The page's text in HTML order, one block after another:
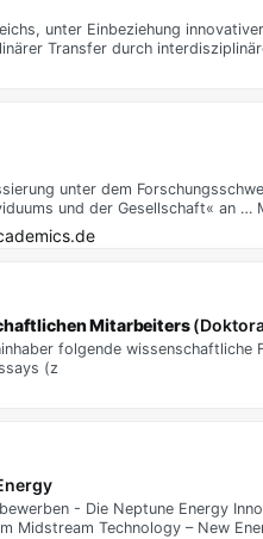
unter Einbeziehung
Transfer durch
unter dem
und der Gesellschaft« an
Mitarbeiters
folgende
(z
- Die Neptune Energy
Midstream Technology – New